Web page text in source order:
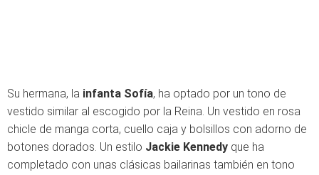
Su hermana, la infanta Sofía, ha optado por un tono de
vestido similar al escogido por la Reina. Un vestido en rosa
chicle de manga corta, cuello caja y bolsillos con adorno de
botones dorados. Un estilo Jackie Kennedy que ha
completado con unas clásicas bailarinas también en tono